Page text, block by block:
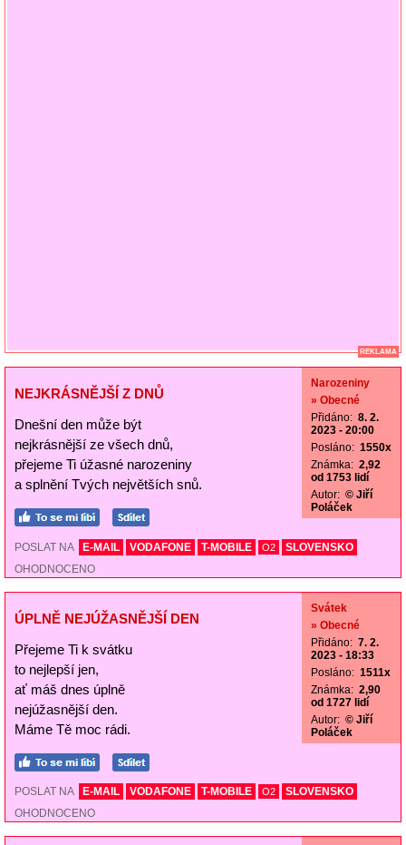
REKLAMA
NEJKRÁSNĚJŠÍ Z DNŮ
Dnešní den může být
nejkrásnější ze všech dnů,
přejeme Ti úžasné narozeniny
a splnění Tvých největších snů.
Narozeniny
» Obecné
Přidáno: 8. 2.
2023 - 20:00
Posláno: 1550x
Známka: 2,92
od 1753 lidí
Autor: © Jiří
Poláček
POSLAT NA E-MAIL VODAFONE T-MOBILE O2
SLOVENSKO
OHODNOCENO
ÚPLNĚ NEJÚŽASNĚJŠÍ DEN
Přejeme Ti k svátku
to nejlepší jen,
ať máš dnes úplně
nejúžasnější den.
Máme Tě moc rádi.
Svátek
» Obecné
Přidáno: 7. 2.
2023 - 18:33
Posláno: 1511x
Známka: 2,90
od 1727 lidí
Autor: © Jiří
Poláček
POSLAT NA E-MAIL VODAFONE T-MOBILE O2
SLOVENSKO
OHODNOCENO